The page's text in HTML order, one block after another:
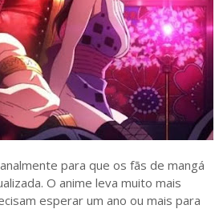
para que os fãs de mangá
O anime leva muito mais
esperar um ano ou mais para